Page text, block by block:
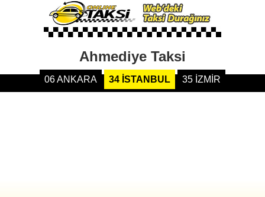
Ahmediye Taksi
06 ANKARA 34 İSTANBUL 35 İZMİR